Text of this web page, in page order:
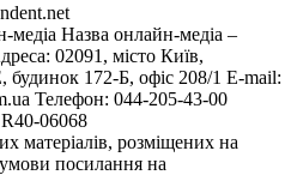
медіа Назва онлайн-медіа –
02091, місто Київ,
172-Б, офіс 208/1 E-mail:
Телефон: 044-205-43-00
R40-06068
матеріалів, розміщених на
умови посилання на